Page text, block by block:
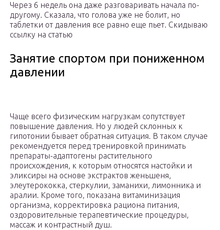
Через 6 недель она даже разговаривать начала по-
другому. Сказала, что голова уже не болит, но
таблетки от давления все равно еще пьет. Скидываю
ссылку на статью
Занятие спортом при пониженном
давлении
Чаще всего физическим нагрузкам сопутствует
повышение давления. Но у людей склонных к
гипотонии бывает обратная ситуация. В таком случае
рекомендуется перед тренировкой принимать
препараты-адаптогены растительного
происхождения, к которым относятся настойки и
эликсиры на основе экстрактов женьшеня,
элеутерококка, стеркулии, заманихи, лимонника и
аралии. Кроме того, показана витаминизация
организма, корректировка рациона питания,
оздоровительные терапевтические процедуры,
массаж и контрастный душ.